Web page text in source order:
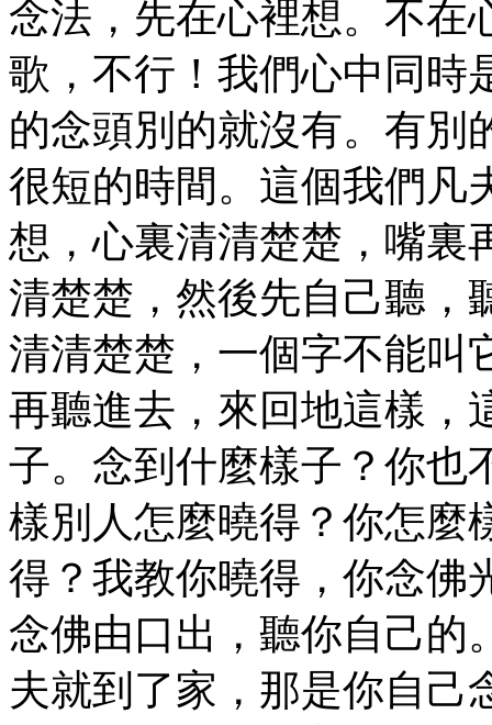
念法，先在心裡想。不在
歌，不行！我們心中同時
的念頭別的就沒有。有別
很短的時間。這個我們凡
想，心裏清清楚楚，嘴裏
清楚楚，然後先自己聽，
清清楚楚，一個字不能叫
再聽進去，來回地這樣，
子。念到什麼樣子？你也
樣別人怎麼曉得？你怎麼
得？我教你曉得，你念佛
念佛由口出，聽你自己的
夫就到了家，那是你自己